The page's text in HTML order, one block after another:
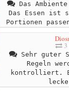
Das
Das Essen ist
Portionen
Sehr guter
Regeln
kontrolliert.